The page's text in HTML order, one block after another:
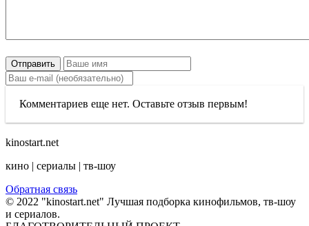
Отправить
Комментариев еще нет. Оставьте отзыв первым!
kinostart.net
кино | сериалы | тв-шоу
Обратная связь
© 2022 "kinostart.net" Лучшая подборка кинофильмов, тв-шоу
и сериалов.